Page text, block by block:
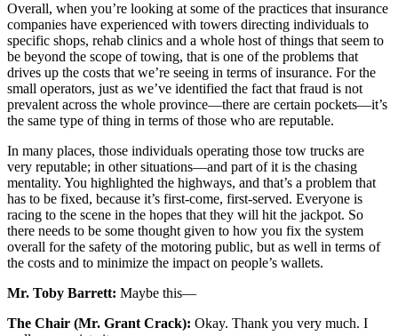
Overall, when you’re looking at some of the practices that insurance
companies have experienced with towers directing individuals to
specific shops, rehab clinics and a whole host of things that seem to
be beyond the scope of towing, that is one of the problems that
drives up the costs that we’re seeing in terms of insurance. For the
small operators, just as we’ve identified the fact that fraud is not
prevalent across the whole province—there are certain pockets—it’s
the same type of thing in terms of those who are reputable.
In many places, those individuals operating those tow trucks are
very reputable; in other situations—and part of it is the chasing
mentality. You highlighted the highways, and that’s a problem that
has to be fixed, because it’s first-come, first-served. Everyone is
racing to the scene in the hopes that they will hit the jackpot. So
there needs to be some thought given to how you fix the system
overall for the safety of the motoring public, but as well in terms of
the costs and to minimize the impact on people’s wallets.
Mr. Toby Barrett: Maybe this—
The Chair (Mr. Grant Crack): Okay. Thank you very much. I